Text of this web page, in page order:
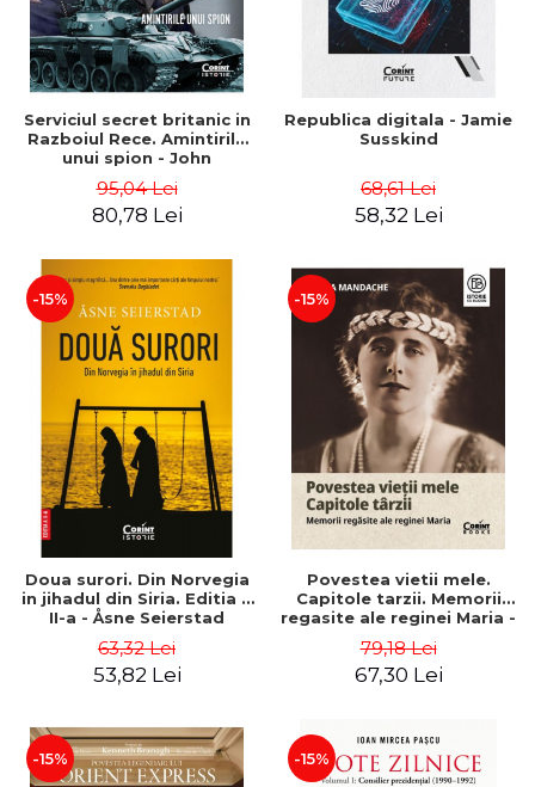
Serviciul secret britanic in
Razboiul Rece. Amintirile
unui spion - John
Sanderson
95,04 Lei
80,78 Lei
Republica digitala - Jamie
Susskind
68,61 Lei
58,32 Lei
-15%
Doua surori. Din Norvegia
in jihadul din Siria. Editia a
II-a - Åsne Seierstad
63,32 Lei
53,82 Lei
-15%
Povestea vietii mele.
Capitole tarzii. Memorii
regasite ale reginei Maria -
79,18 Lei
67,30 Lei
-15% -15%